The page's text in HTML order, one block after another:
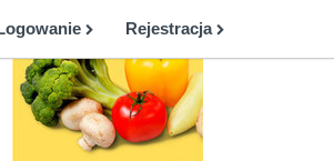
Rejestracja